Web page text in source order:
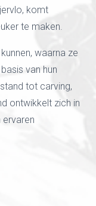
komt
te maken.
waarna ze
van hun
tot carving,
ontwikkelt zich in
ervaren